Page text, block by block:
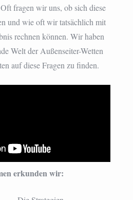
Außenseiter?
fragen wir uns, ob sich diese
und wie oft wir tatsächlich mit
rechnen können. Wir haben
Welt der Außenseiter-Wetten
auf diese Fragen zu finden.
erkunden wir: